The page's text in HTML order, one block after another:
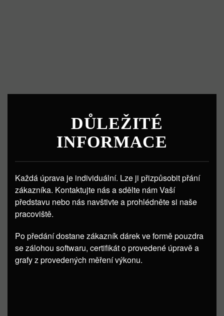
DŮLEŽITÉ
INFORMACE
Každá úprava je individuální. Lze ji přizpůsobit přání
zákazníka. Kontaktujte nás a sdělte nám Vaší
představu nebo nás navštivte a prohlédněte si naše
pracoviště.
Po předání dostane zákazník dárek ve formě pouzdra
se zálohou softwaru, certifikát o provedené úpravě a
grafy z provedených měření výkonu.